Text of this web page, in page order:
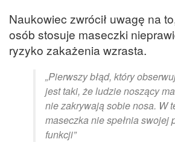
Naukowiec zwrócił uwagę na
osób stosuje maseczki
ryzyko zakażenia wzrasta.
„Pierwszy błąd, który
jest taki, że ludzie noszący
nie zakrywają sobie nosa. W
maseczka nie spełnia swojej
funkcji”